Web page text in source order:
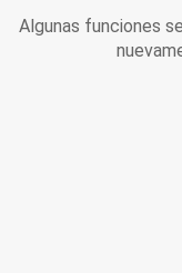
Algunas funciones